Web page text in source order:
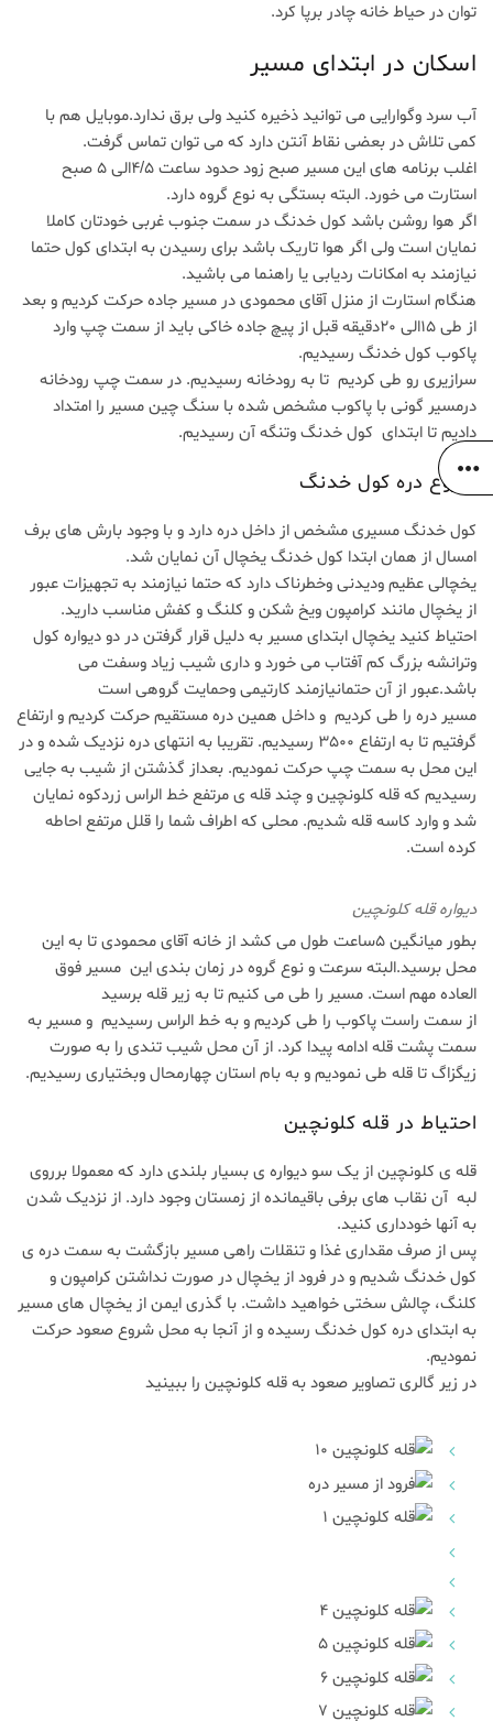
توان در حیاط خانه چادر برپا کرد.
اسکان در ابتدای مسیر
آب سرد وگوارایی می توانید ذخیره کنید ولی برق ندارد.موبایل هم با
کمی تلاش در بعضی نقاط آنتن دارد که می توان تماس گرفت.
اغلب برنامه های این مسیر صبح زود حدود ساعت 4/5الی 5 صبح
استارت می خورد. البته بستگی به نوع گروه دارد.
اگر هوا روشن باشد کول خدنگ در سمت جنوب غربی خودتان کاملا
نمایان است ولی اگر هوا تاریک باشد برای رسیدن به ابتدای کول حتما
نیازمند به امکانات ردیابی یا راهنما می باشید.
هنگام استارت از منزل آقای محمودی در مسیر جاده حرکت کردیم و بعد
از طی 15الی 20دقیقه قبل از پیچ جاده خاکی باید از سمت چپ وارد
پاکوب کول خدنگ رسیدیم.
سرازیری رو طی کردیم تا به رودخانه رسیدیم. در سمت چپ رودخانه
درمسیر گونی با پاکوب مشخص شده با سنگ چین مسیر را امتداد
دادیم تا ابتدای کول خدنگ وتنگه آن رسیدیم.
شروع دره کول خدنگ
کول خدنگ مسیری مشخص از داخل دره دارد و با وجود بارش های برف
امسال از همان ابتدا کول خدنگ یخچال آن نمایان شد.
یخچالی عظیم ودیدنی وخطرناک دارد که حتما نیازمند به تجهیزات عبور
از یخچال مانند کرامپون ویخ شکن و کلنگ و کفش مناسب دارید.
احتیاط کنید یخچال ابتدای مسیر به دلیل قرار گرفتن در دو دیواره کول
وترانشه بزرگ کم آفتاب می خورد و داری شیب زیاد وسفت می
باشد.عبور از آن حتمانیازمند کارتیمی وحمایت گروهی است
مسیر دره را طی کردیم و داخل همین دره مستقیم حرکت کردیم و ارتفاع
گرفتیم تا به ارتفاع 3500 رسیدیم. تقریبا به انتهای دره نزدیک شده و در
این محل به سمت چپ حرکت نمودیم. بعداز گذشتن از شیب به جایی
رسیدیم که قله کلونچین و چند قله ی مرتفعخط الراس زردکوهنمایان
شد و وارد کاسه قله شدیم. محلی که اطراف شما را قلل مرتفع احاطه
کرده است.
دیواره قله کلونچین
بطور میانگین 5ساعت طول می کشد از خانه آقای محمودی تا به این
محل برسید.البته سرعت و نوع گروه در زمان بندی این مسیر فوق
العاده مهم است. مسیر را طی می کنیم تا به زیر قله برسید
از سمت راست پاکوب را طی کردیم و به خط الراس رسیدیم و مسیر به
سمت پشت قله ادامه پیدا کرد. از آن محل شیب تندی را به صورت
زیگزاگ تا قله طی نمودیم و به بام استان چهارمحال وبختیاری رسیدیم.
احتیاط در قله کلونچین
قله ی کلونچین از یک سو دیواره ی بسیار بلندی دارد که معمولا برروی
لبه آن نقاب های برفی باقیمانده از زمستان وجود دارد. از نزدیک شدن
به آنها خودداری کنید.
پس از صرف مقداری غذا و تنقلات راهی مسیر بازگشت به سمت دره ی
کول خدنگ شدیم و در فرود از یخچال در صورت نداشتن کرامپون و
کلنگ، چالش سختی خواهید داشت. با گذری ایمن از یخچال های مسیر
به ابتدای دره کول خدنگ رسیده و از آنجا به محل شروع صعود حرکت
نمودیم.
در زیر گالریتصاویرصعود به قله کلونچین را ببینید